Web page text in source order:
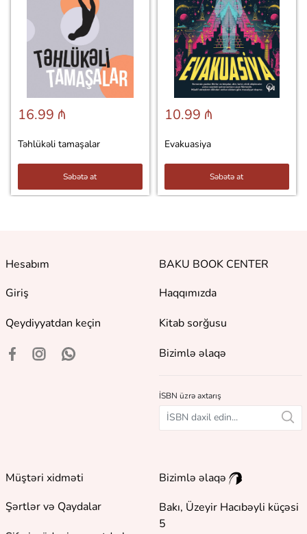
16.99 ₼
Təhlükəli tamaşalar
Səbətə at
10.99 ₼
Evakuasiya
Səbətə at
Hesabım
Giriş
Qeydiyyatdan keçin
BAKU BOOK CENTER
Haqqımızda
Kitab sorğusu
Bizimlə əlaqə
İSBN üzrə axtarış
Müştəri xidməti
Şərtlər və Qaydalar
Bizimlə əlaqə
Bakı, Üzeyir Hacıbəyli küçəsi
5